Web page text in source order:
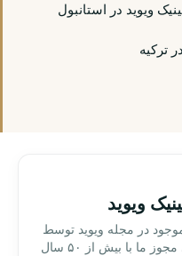
ویوید در استانبول
ترکیه
ویوید
در مجله ویوید توسط
جراحان پلاستیک دارای مجوز ما با بیش از ۵۰ سال